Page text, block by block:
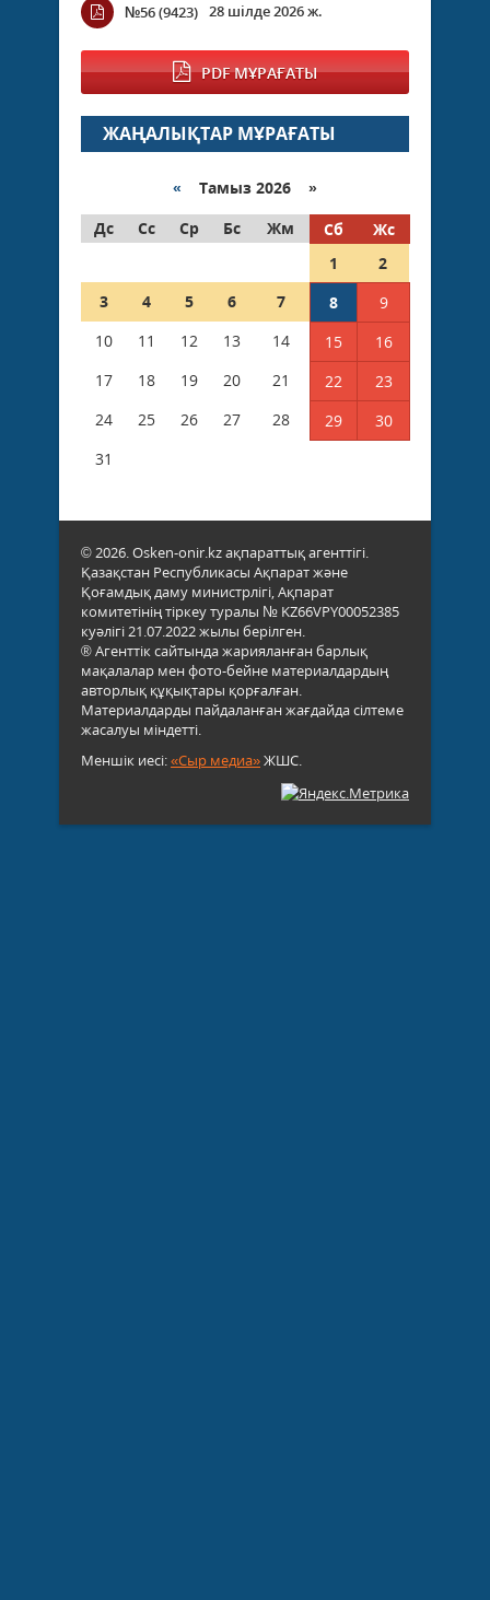
№56 (9423) 28 шілде 2026 ж.
PDF МҰРАҒАТЫ
ЖАҢАЛЫҚТАР МҰРАҒАТЫ
« Тамыз 2026 »
Дс
Сс Ср Бс Жм Сб
Жс
1
2
3
4 5 6 7 8
9
10
11 12 13 14 15
16
17
18 19 20 21 22
23
24
25 26 27 28 29
30
31
© 2026. Osken-onir.kz ақпараттық агенттігі.
Қазақстан Республикасы Ақпарат және
Қоғамдық даму министрлігі, Ақпарат
комитетінің тіркеу туралы № KZ66VPY00052385
куәлігі 21.07.2022 жылы берілген.
® Агенттік сайтында жарияланған барлық
мақалалар мен фото-бейне материалдардың
авторлық құқықтары қорғалған.
Материалдарды пайдаланған жағдайда сілтеме
жасалуы міндетті.
Меншік иесі:«Сыр медиа»ЖШС.